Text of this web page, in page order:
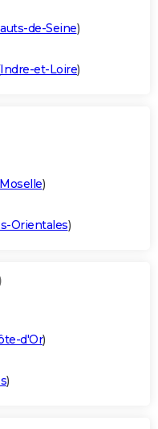
de-Seine)
Indre-et-Loire)
)
Orientales)
d'Or)
)